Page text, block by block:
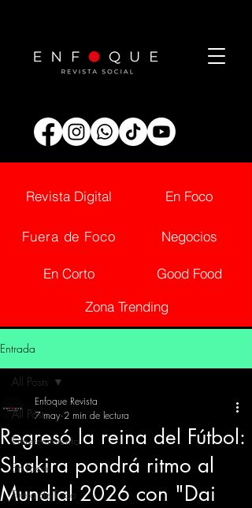
Revista Digital
Fuera de Foco
En Corto
En Foco
Negocios
Good Food
Zona Trending
Entrada
All Posts
Entretenimiento
En Foco
Fuera de Foco
All Posts
Regresó la reina del Fútbol:
Shakira pondrá ritmo al
Mundial 2026 con "Dai
Enfoque Revista
7 may 2 min de lectura